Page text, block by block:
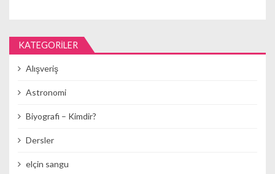
KATEGORILER
Alışveriş
Astronomi
Biyografi – Kimdir?
Dersler
elçin sangu